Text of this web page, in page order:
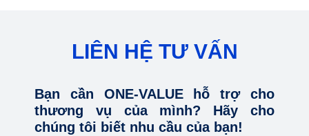
LIÊN HỆ TƯ VẤN
Bạn cần ONE-VALUE hỗ trợ cho
thương vụ của mình? Hãy cho
chúng tôi biết nhu cầu của bạn!